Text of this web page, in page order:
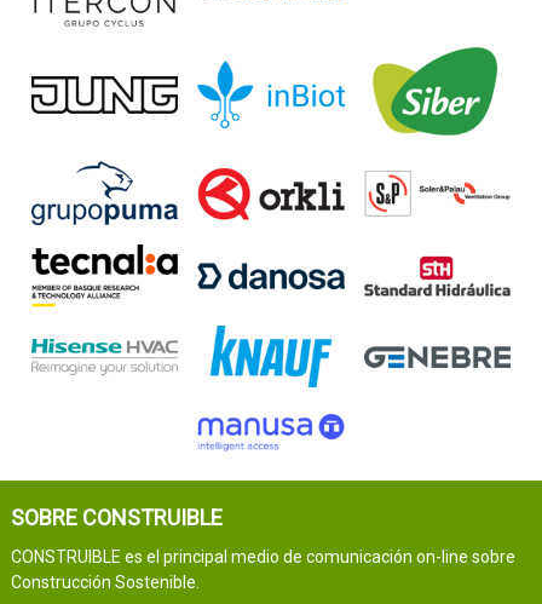
SOBRE CONSTRUIBLE
CONSTRUIBLE es el principal medio de comunicación on-line sobre
Construcción Sostenible.